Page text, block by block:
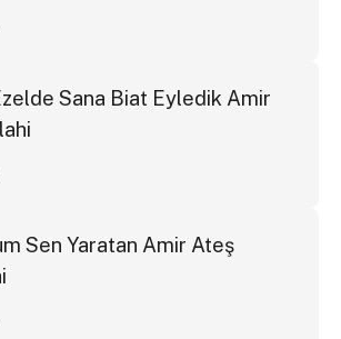
Sana Biat Eyledik Amir
Sen Yaratan Amir Ateş